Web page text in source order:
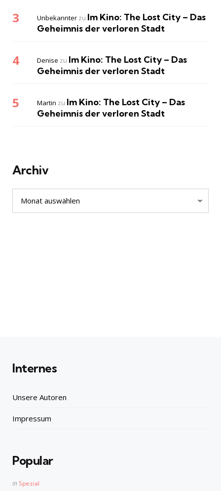
Unbekannter zu Im Kino: The Lost City – Das
Geheimnis der verloren Stadt
Denise zu Im Kino: The Lost City – Das
Geheimnis der verloren Stadt
Martin zu Im Kino: The Lost City – Das
Geheimnis der verloren Stadt
Archiv
Archiv
Internes
Unsere Autoren
Impressum
Popular
Posted
in Spezial